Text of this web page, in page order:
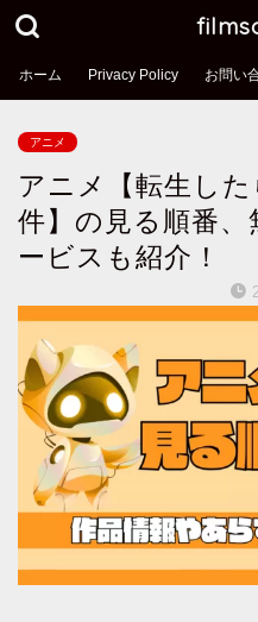
ホーム Privacy Policy お問い
アニメ
アニメ【転生し
件】の見る順番
ービスも紹介！